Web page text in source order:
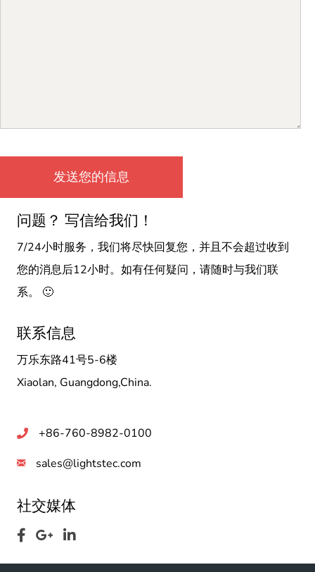
问题？ 写信给我们！
7/24小时服务，我们将尽快回复您，并且不会超过收到
您的消息后12小时。如有任何疑问，请随时与我们联
系。 🙂
联系信息
万乐东路41号5-6楼
Xiaolan, Guangdong,China.
+86-760-8982-0100
sales@lightstec.com
社交媒体